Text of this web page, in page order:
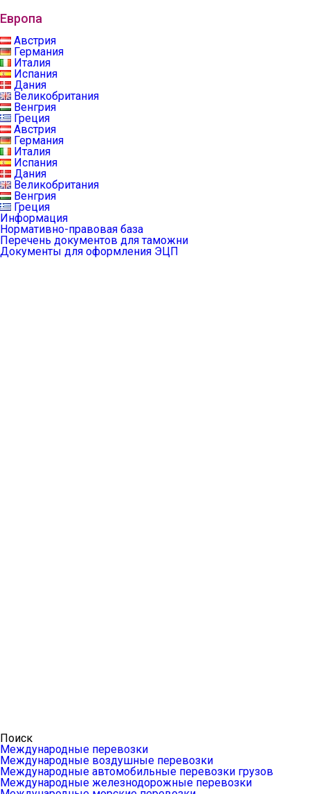
Европа
Австрия
Германия
Италия
Испания
Дания
Великобритания
Венгрия
Греция
Австрия
Германия
Италия
Испания
Дания
Великобритания
Венгрия
Греция
Информация
Нормативно-правовая база
Перечень документов для таможни
Документы для оформления ЭЦП
Поиск
Международные перевозки
Международные воздушные перевозки
Международные автомобильные перевозки грузов
Международные железнодорожные перевозки